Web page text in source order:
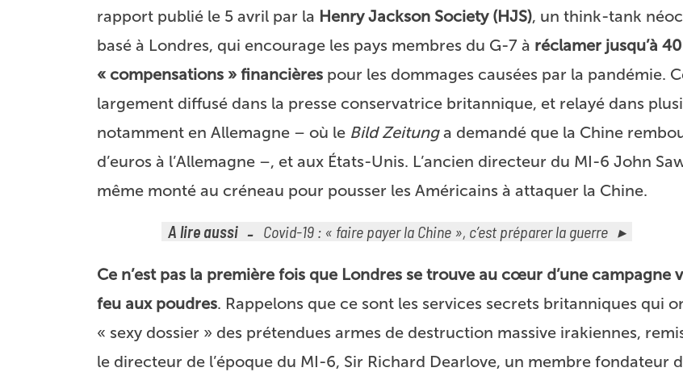
rapport publié le 5 avril par la Henry Jackson Society (HJS), un think-tank
basé à Londres, qui encourage les pays membres du G-7 à réclamer jusqu’à
« compensations » financières pour les dommages causées par la pandémie.
largement diffusé dans la presse conservatrice britannique, et relayé dans
notamment en Allemagne – où le Bild Zeitunga demandé que la Chine
d’euros à l’Allemagne –, et aux États-Unis. L’ancien directeur du MI-6 John
même monté au créneau pour pousser les Américains à attaquer la Chine.
A lire aussi Covid-19 : « faire payer la Chine », c’est préparer la guerre
Ce n’est pas la première fois que Londres se trouve au cœur d’une campagne
feu aux poudres. Rappelons que ce sont les services secrets britanniques qui
« sexy dossier » des prétendues armes de destruction massive irakiennes,
le directeur de l’époque du MI-6, Sir Richard Dearlove, un membre fondateur